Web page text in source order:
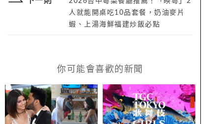
人就能開桌吃10品套餐，奶油麥片
蝦、上湯海鮮福建炒飯必點
你可能會喜歡的新聞